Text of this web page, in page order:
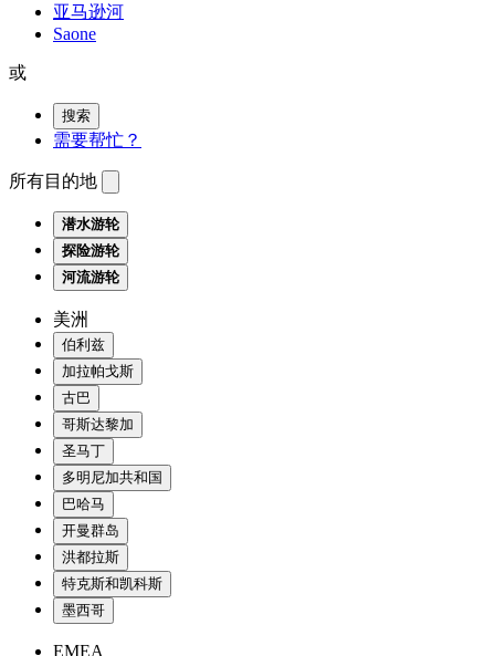
亚马逊河
Saone
或
搜索
需要帮忙？
所有目的地
潜水游轮
探险游轮
河流游轮
美洲
伯利兹
加拉帕戈斯
古巴
哥斯达黎加
圣马丁
多明尼加共和国
巴哈马
开曼群岛
洪都拉斯
特克斯和凯科斯
墨西哥
EMEA